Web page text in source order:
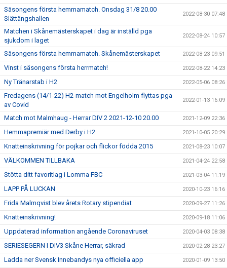
Säsongens första hemmamatch. Onsdag 31/8 20.00
Slättängshallen
2022-08-30 07:48
Matchen i Skånemästerskapet i dag är inställd pga
sjukdom i laget
2022-08-24 10:57
Säsongens första hemmamatch. Skånemästerskapet 2022-08-23 09:51
Vinst i säsongens första herrmatch! 2022-08-22 14:23
Ny Tränarstab i H2 2022-05-06 08:26
Fredagens (14/1-22) H2-match mot Engelholm flyttas pga
av Covid
2022-01-13 16:09
Match mot Malmhaug - Herrar DIV 2 2021-12-10 20.00 2021-12-09 22:36
Hemmapremiär med Derby i H2 2021-10-05 20:29
Knatteinskrivning för pojkar och flickor födda 2015 2021-08-23 10:07
VÄLKOMMEN TILLBAKA 2021-04-24 22:58
Stötta ditt favoritlag i Lomma FBC 2021-03-04 11:19
LAPP PÅ LUCKAN 2020-10-23 16:16
Frida Malmqvist blev årets Rotary stipendiat 2020-09-27 11:26
Knatteinskrivning! 2020-09-18 11:06
Uppdaterad information angående Coronaviruset 2020-04-03 08:38
SERIESEGERN I DIV3 Skåne Herrar, säkrad 2020-02-28 23:27
Ladda ner Svensk Innebandys nya officiella app 2020-01-09 13:50